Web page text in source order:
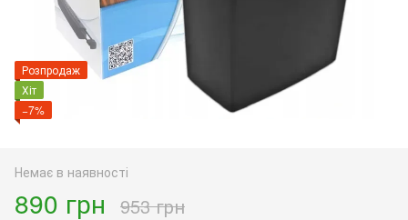
Розпродаж
Хіт
−7%
Немає в наявності
890 грн 953 грн